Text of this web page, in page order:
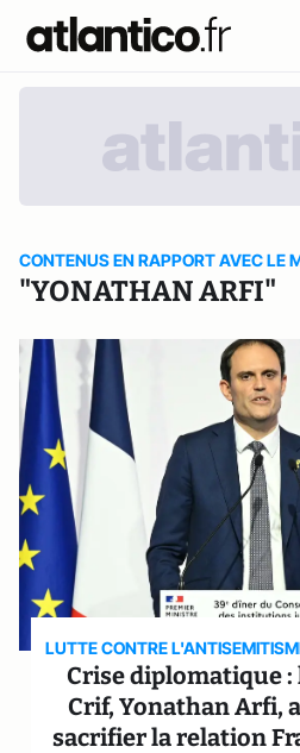
CONTENUS EN RAPPORT AVEC LE
"YONATHAN ARFI"
LUTTE CONTRE
Crise diplomatique
Crif, Yonathan Arfi,
sacrifier la relation